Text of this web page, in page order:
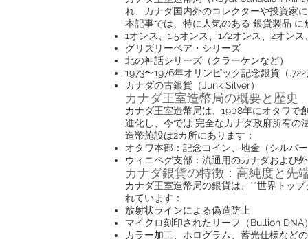
れ、カナダ国内外のコレクターや投資家
本記事では、特に人気のある 銀貨製品
1オンス、1.5オンス、1/2オンス、2オンス
グリズリーベア・シリーズ
北の神話シリーズ（クラーケンなど）
1973〜1976年オリンピック記念銀貨（
カナダの古銀貨（Junk Silver）
カナダ王室造幣局の概要と歴史
カナダ王室造幣局は、1908年にオタワで
進化し、今では 完全なカナダ政府所有の
造幣施設は2カ所にあります：
オタワ本部：記念コイン、地金（シルバ
ウィニペグ支部：流通用のカナダおよび
カナダ銀貨の特徴：高純度と先
カナダ王室造幣局の銀貨は、**世界トッ
れています：
放射状ラインによる偽造防止
マイクロ刻印されたリーフ（Bullion DNA）
カラー加工、ホログラム、蓄光仕様など